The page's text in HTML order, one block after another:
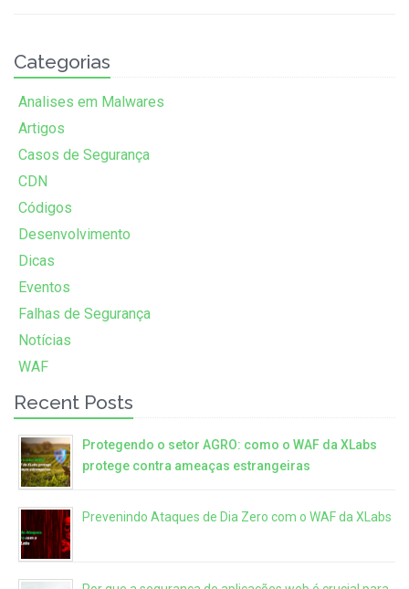
Categorias
Analises em Malwares
Artigos
Casos de Segurança
CDN
Códigos
Desenvolvimento
Dicas
Eventos
Falhas de Segurança
Notícias
WAF
Recent Posts
Protegendo o setor AGRO: como o WAF da XLabs
protege contra ameaças estrangeiras
Prevenindo Ataques de Dia Zero com o WAF da XLabs